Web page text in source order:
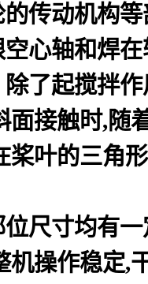
传动机构
心轴和焊
了起搅拌
面接触时,随
桨叶的三角
尺寸均有
机操作稳定,